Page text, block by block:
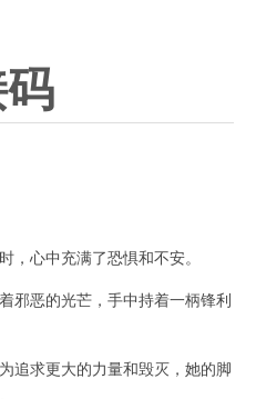
心中充满了恐惧和不安。
恶的光芒，手中持着一柄锋利
求更大的力量和毁灭，她的脚